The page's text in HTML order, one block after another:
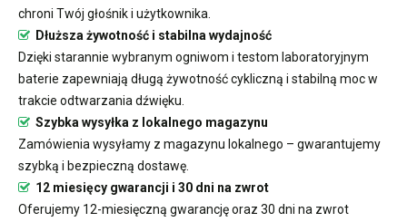
chroni Twój głośnik i użytkownika.
Dłuższa żywotność i stabilna wydajność
Dzięki starannie wybranym ogniwom i testom laboratoryjnym
baterie zapewniają długą żywotność cykliczną i stabilną moc w
trakcie odtwarzania dźwięku.
Szybka wysyłka z lokalnego magazynu
Zamówienia wysyłamy z magazynu lokalnego – gwarantujemy
szybką i bezpieczną dostawę.
12 miesięcy gwarancji i 30 dni na zwrot
Oferujemy 12-miesięczną gwarancję oraz 30 dni na zwrot